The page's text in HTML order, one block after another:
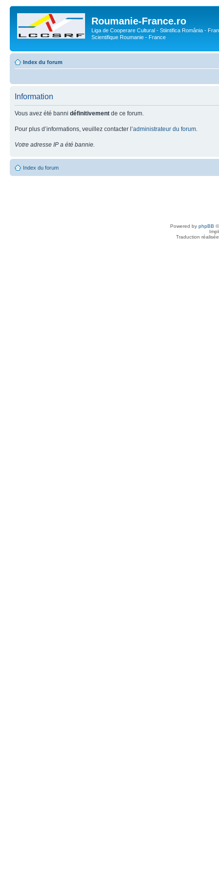
Roumanie-France.ro
Liga de Cooperare Cultural - Stiintifica România -
Scientifique Roumanie - France
Index du forum
Information
Vous avez été banni définitivement de ce forum.
Pour plus d’informations, veuillez contacter l’administrateur du forum
Votre adresse IP a été bannie.
Index du forum
Powered by phpBB
Traduction